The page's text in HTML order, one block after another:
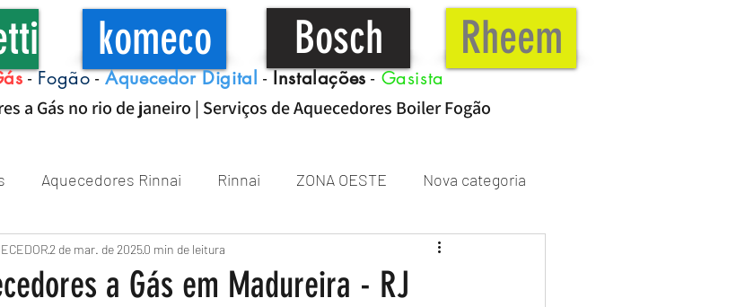
komeco Bosch Rheem
-Fogão-Aquecedor Digital -Instalações-Gasista
a Gás no rio de janeiro | Serviços de Aquecedores Boiler Fogão
Aquecedores Rinnai Rinnai ZONA OESTE Nova categoria
Próximo de Rio de janeiro
a Gás em Madureira - RJ
2 de mar. de 20250 min de leitura